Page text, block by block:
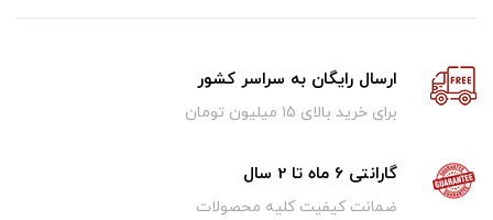
ارسال رایگان به سراسر کشور
برای خرید بالای ۱5 میلیون تومان
گارانتی 6 ماه تا 2 سال
ضمانت کیفیت کلیه محصولات